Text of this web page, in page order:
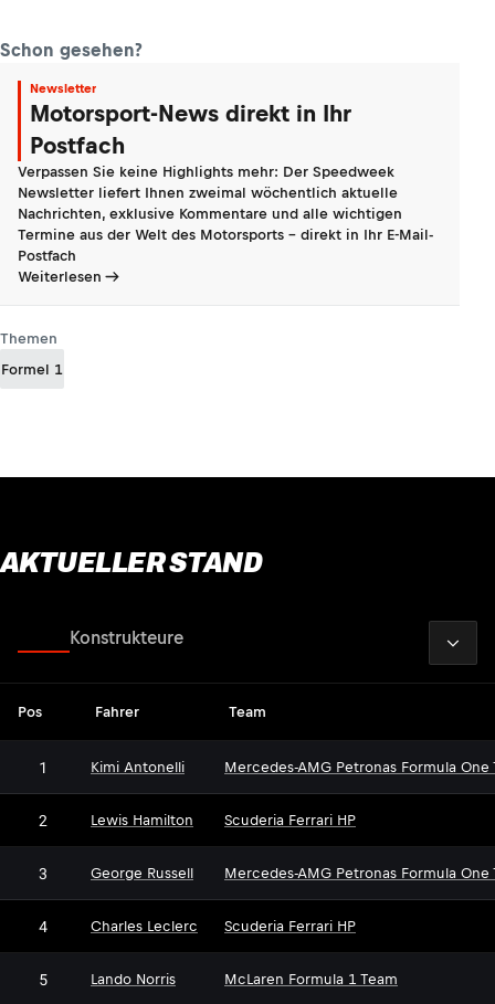
Schon gesehen?
Newsletter
Motorsport-News direkt in Ihr
Postfach
Verpassen Sie keine Highlights mehr: Der Speedweek
Newsletter liefert Ihnen zweimal wöchentlich aktuelle
Nachrichten, exklusive Kommentare und alle wichtigen
Termine aus der Welt des Motorsports - direkt in Ihr E-Mail-
Postfach
Weiterlesen
Themen
Formel 1
AKTUELLER STAND
Konstrukteure
Pos Fahrer Team
1 Kimi Antonelli Mercedes-AMG Petronas Formula One
2 Lewis Hamilton Scuderia Ferrari HP
3 George Russell Mercedes-AMG Petronas Formula One
4 Charles Leclerc Scuderia Ferrari HP
5 Lando Norris McLaren Formula 1 Team